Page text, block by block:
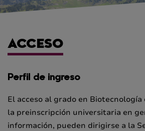
ACCESO
Perfil de ingreso
El acceso al grado en
la preinscripción universitaria en
información, pueden dirigirse a la